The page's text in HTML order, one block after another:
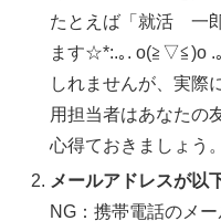
たとえば「就活 一
ます☆*:.｡. o(≧▽≦)o .
しれませんが、実際
用担当者はあなたの
心得ておきましょう。
メールアドレスが以
NG：携帯電話のメ